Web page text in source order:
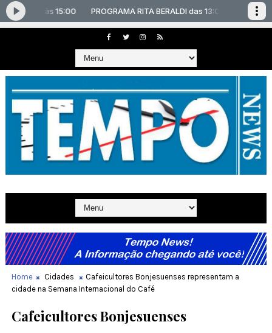
Home Cidades
Cafeicultores Bonjesuenses representam a
cidade na Semana Internacional do Café
Cafeicultores Bonjesuenses